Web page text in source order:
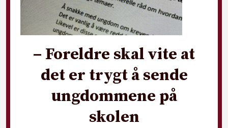
– Foreldre skal vite at
det er trygt å sende
ungdommene på
skolen